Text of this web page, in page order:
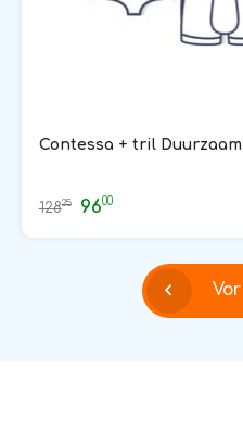
Contessa + tril
12825 9600